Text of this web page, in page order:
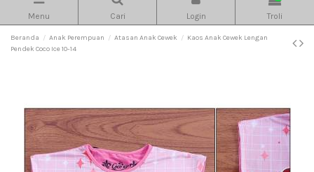
Menu Cari Login Troli
Beranda Anak Perempuan Atasan Anak Cewek
Kaos Anak Cewek Lengan
Pendek Coco Ice 10-14